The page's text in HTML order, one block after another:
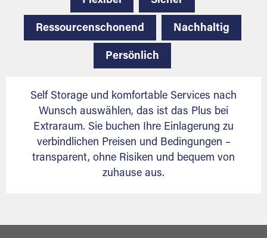
Ressourcenschonend Nachhaltig
Persönlich
Self Storage und komfortable Services nach
Wunsch auswählen, das ist das Plus bei
Extraraum. Sie buchen Ihre Einlagerung zu
verbindlichen Preisen und Bedingungen –
transparent, ohne Risiken und bequem von
zuhause aus.